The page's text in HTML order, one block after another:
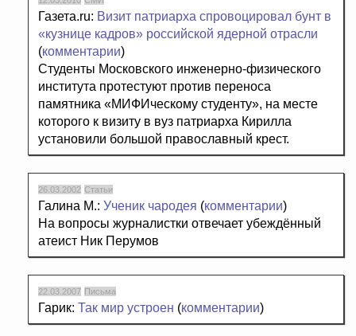
Газета.ru: Визит патриарха спровоцировал бунт в
«кузнице кадров» российской ядерной отрасли
(комментарии)
Студенты Московского инженерно-физического
института протестуют против переноса
памятника «МИФИческому студенту», на месте
которого к визиту в вуз патриарха Кирилла
установили большой православный крест.
26.03.2002 Статьи
Галина М.: Ученик чародея (комментарии)
На вопросы журналистки отвечает убеждённый
атеист Ник Перумов
22.03.2007 Письма
Гарик: Так мир устроен (комментарии)